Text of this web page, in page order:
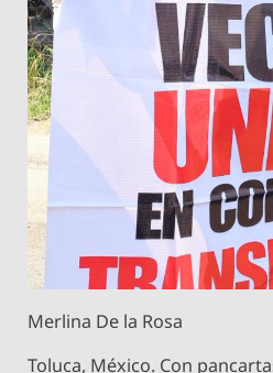
Merlina De la Rosa
Toluca, México. Con